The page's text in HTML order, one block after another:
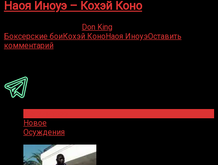
Наоя Иноуэ – Кохэй Коно
Don King
Боксерские боиКохэй КоноНаоя ИноуэОставить
комментарий
Новое
Осуждения